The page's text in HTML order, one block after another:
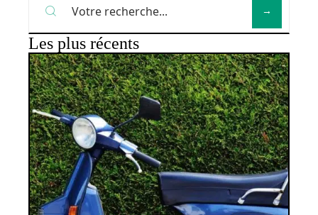
Les plus récents